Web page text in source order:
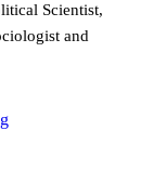
Scientist,
and